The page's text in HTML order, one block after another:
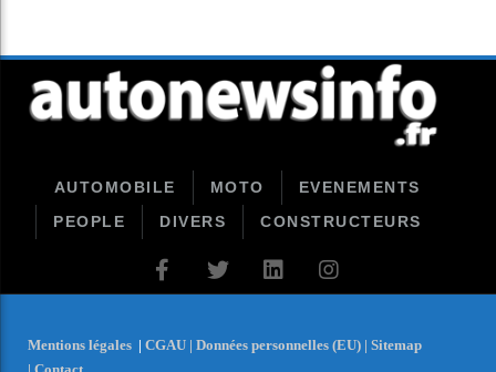
AUTOMOBILE MOTO
EVENEMENTS
PEOPLE
DIVERS CONSTRUCTEURS
Mentions légales | CGAU | Données personnelles (EU) | Sitemap